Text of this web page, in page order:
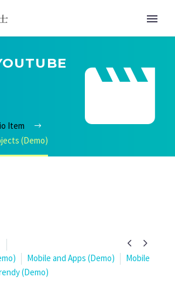


Item
(Demo)
 
Mobile and Apps (Demo)
Mobile
(Demo)